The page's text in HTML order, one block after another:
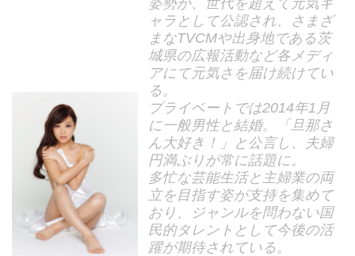
ャラとして公認され、さまざ
まなTVCMや出身地である茨
城県の広報活動など各メディ
アにて元気さを届け続けてい
る。
プライベートでは2014年1月
に一般男性と結婚。「旦那さ
ん大好き！」と公言し、夫婦
円満ぶりが常に話題に。
多忙な芸能生活と主婦業の両
立を目指す姿が支持を集めて
おり、ジャンルを問わない国
民的タレントとして今後の活
躍が期待されている。